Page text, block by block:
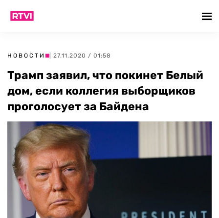
НОВОСТИ | 27.11.2020 / 01:58
Трамп заявил, что покинет Белый
дом, если коллегия выборщиков
проголосует за Байдена